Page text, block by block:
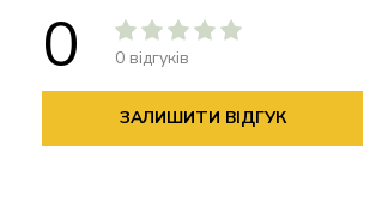
0 0 відгуків
ЗАЛИШИТИ ВІДГУК